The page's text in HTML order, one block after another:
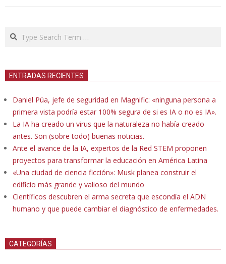
Search
ENTRADAS RECIENTES
Daniel Púa, jefe de seguridad en Magnific: «ninguna persona a
primera vista podría estar 100% segura de si es IA o no es IA».
La IA ha creado un virus que la naturaleza no había creado
antes. Son (sobre todo) buenas noticias.
Ante el avance de la IA, expertos de la Red STEM proponen
proyectos para transformar la educación en América Latina
«Una ciudad de ciencia ficción»: Musk planea construir el
edificio más grande y valioso del mundo
Científicos descubren el arma secreta que escondía el ADN
humano y que puede cambiar el diagnóstico de enfermedades.
CATEGORÍAS